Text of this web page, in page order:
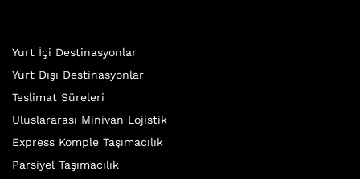
Yurt İçi Destinasyonlar
Yurt Dışı Destinasyonlar
Teslimat Süreleri
Uluslararası Minivan Lojistik
Express Komple Taşımacılık
Parsiyel Taşımacılık